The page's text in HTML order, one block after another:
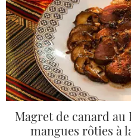
Magret de canard au
mangues rôties à